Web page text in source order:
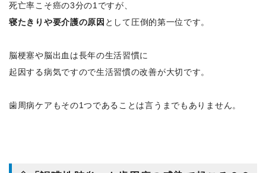
死亡率こそ癌の3分の1ですが、
寝たきりや要介護の原因 として圧倒的第一位です。
脳梗塞や脳出血は長年の生活習慣に
起因する病気ですので生活習慣の改善が大切です。
歯周病ケアもその1つであることは言うまでもありません。